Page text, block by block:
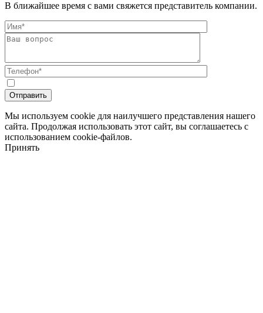
В ближайшее время с вами свяжется представитель компании.
Мы используем cookie для наилучшего представления нашего
сайта. Продолжая использовать этот сайт, вы соглашаетесь с
использованием cookie-файлов.
Принять